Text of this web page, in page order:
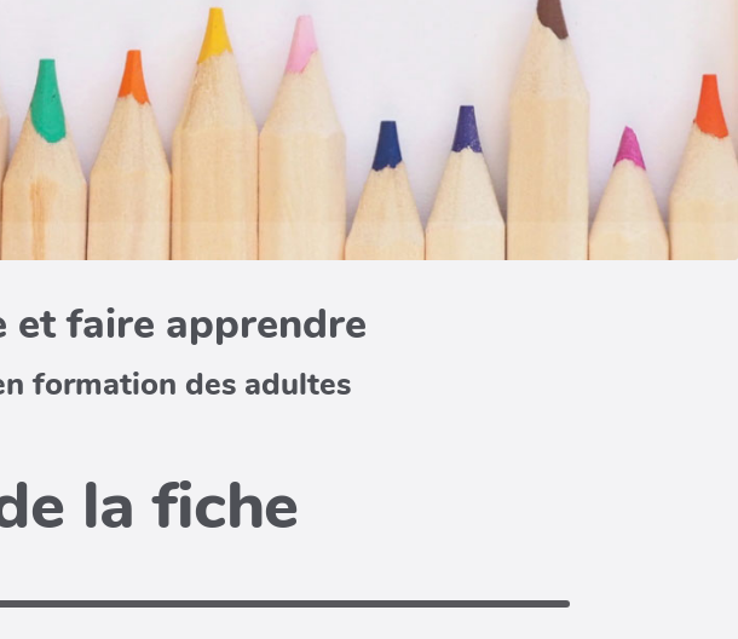
et faire apprendre
formation des adultes
la fiche